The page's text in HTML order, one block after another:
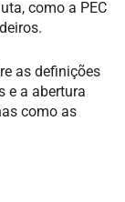
como a PEC
as definições
e a abertura
como as